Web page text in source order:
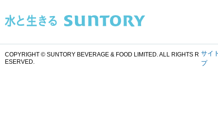
COPYRIGHT © SUNTORY BEVERAGE & FOOD LIMITED.ALL RIGHTS R
ESERVED.
サイ
プ